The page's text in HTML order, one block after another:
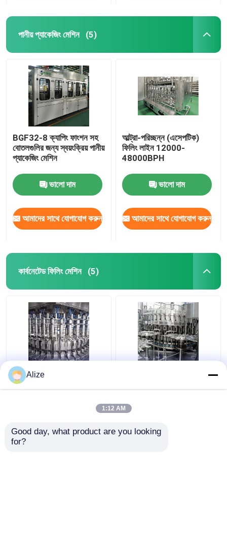
পানীয় প্যাকেজিং মেশিন (5)
BGF32-8 ক্যাপিং ফাংশন সহ
বোতলগুলির জন্য স্বয়ংক্রিয় পানীয়
প্যাকেজিং মেশিন
ভালো দাম
আমাদের সাথে যোগাযোগ করুন
আল্ট্রা-পরিচ্ছন্ন (এসেপটিক)
ফিলিং লাইন 12000-
48000BPH
ভালো দাম
আমাদের সাথে যোগাযোগ করুন
কার্বনেটেড ফিলিং মেশিন (5)
৩০০০-২৪০০০ বিপিএইচ
উৎপাদন ক্ষমতা সম্পন্ন স্বয়ংক্রিয়
ট্রেডিং জন্য
Alize
1:12 AM
Good day, what product are you looking
for?